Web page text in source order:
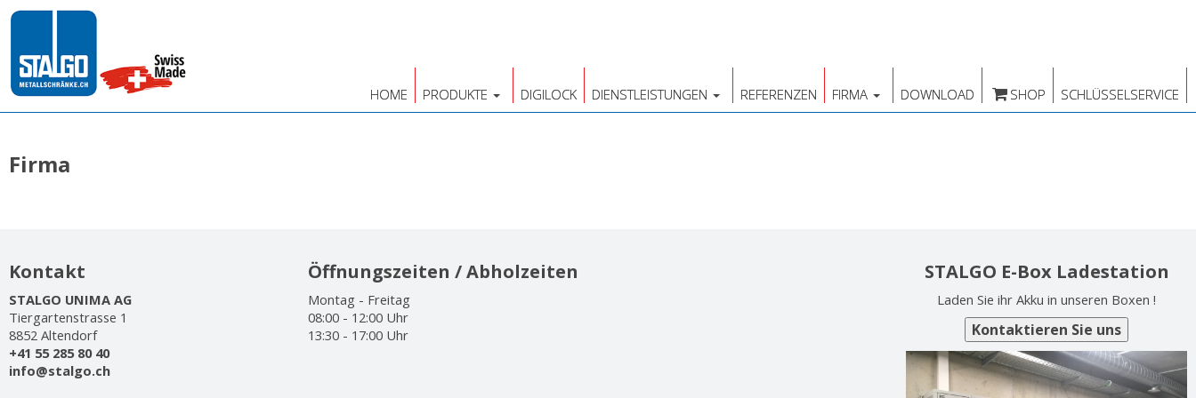
HOME PRODUKTE DIGILOCK DIENSTLEISTUNGEN REFERENZEN FIRMA DOWNLOAD SHOP SCHLÜSSELSERVICE
Firma
Kontakt
STALGO UNIMA AG
Tiergartenstrasse 1
8852 Altendorf
+41 55 285 80 40
info@stalgo.ch
Öffnungszeiten / Abholzeiten
Montag - Freitag
08:00 - 12:00 Uhr
13:30 - 17:00 Uhr
STALGO E-Box Ladestation
Laden Sie ihr Akku in unseren Boxen !